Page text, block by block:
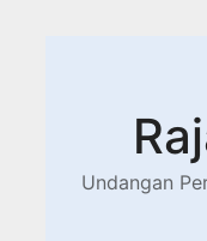
Undangan